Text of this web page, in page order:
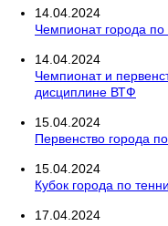
14.04.2024
Чемпионат города
14.04.2024
Чемпионат и
дисциплине ВТФ
15.04.2024
Первенство города
15.04.2024
Кубок города по
17.04.2024